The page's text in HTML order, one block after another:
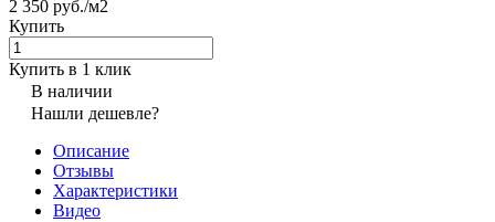
2 350 руб./м2
Купить
Купить в 1 клик
В наличии
Нашли дешевле?
Описание
Отзывы
Характеристики
Видео